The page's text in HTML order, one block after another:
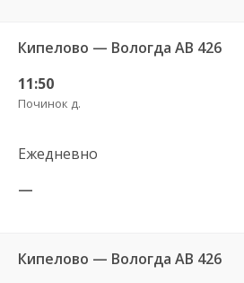
Кипелово — Вологда АВ 426
11:50
Починок д.
Ежедневно
—
Кипелово — Вологда АВ 426